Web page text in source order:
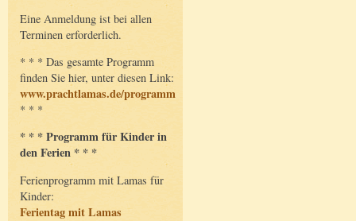
Eine Anmeldung ist bei allen
Terminen erforderlich.
* * * Das gesamte Programm
finden Sie hier, unter diesen Link:
www.prachtlamas.de/programm
* * *
* * * Programm für Kinder in
den Ferien * * *
Ferienprogramm mit Lamas für
Kinder:
Ferientag mit Lamas